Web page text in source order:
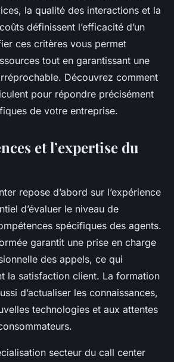
la qualité des interactions et la
définissent l’efficacité d’un
ces critères vous permet
tout en garantissant une
Découvrez comment
pour répondre précisément
de votre entreprise.
et l’expertise du
repose d’abord sur l’expérience
d’évaluer le niveau de
spécifiques des agents.
garantit une prise en charge
des appels, ce qui
la satisfaction client. La formation
d’actualiser les connaissances,
technologies et aux attentes
secteur du call center